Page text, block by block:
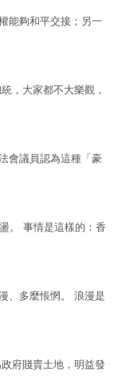
能夠和平交接；另一
，大家都不大樂觀，
會議員認為這種「豪
。 事情是這樣的：香
、多麼悵惘。 浪漫是
府賤賣土地，明益發